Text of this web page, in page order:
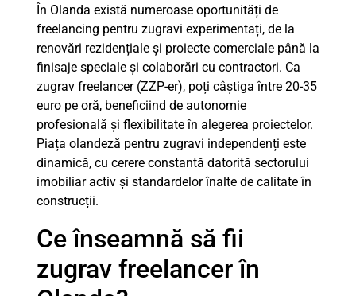
În Olanda există numeroase oportunități de
freelancing pentru zugravi experimentați, de la
renovări rezidențiale și proiecte comerciale până la
finisaje speciale și colaborări cu contractori. Ca
zugrav freelancer (ZZP-er), poți câștiga între 20-35
euro pe oră, beneficiind de autonomie
profesională și flexibilitate în alegerea proiectelor.
Piața olandeză pentru zugravi independenți este
dinamică, cu cerere constantă datorită sectorului
imobiliar activ și standardelor înalte de calitate în
construcții.
Ce înseamnă să fii
zugrav freelancer în